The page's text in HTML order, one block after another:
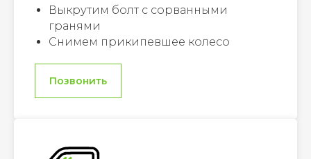
Выкрутим болт с сорванными
гранями
Снимем прикипевшее колесо
Позвонить